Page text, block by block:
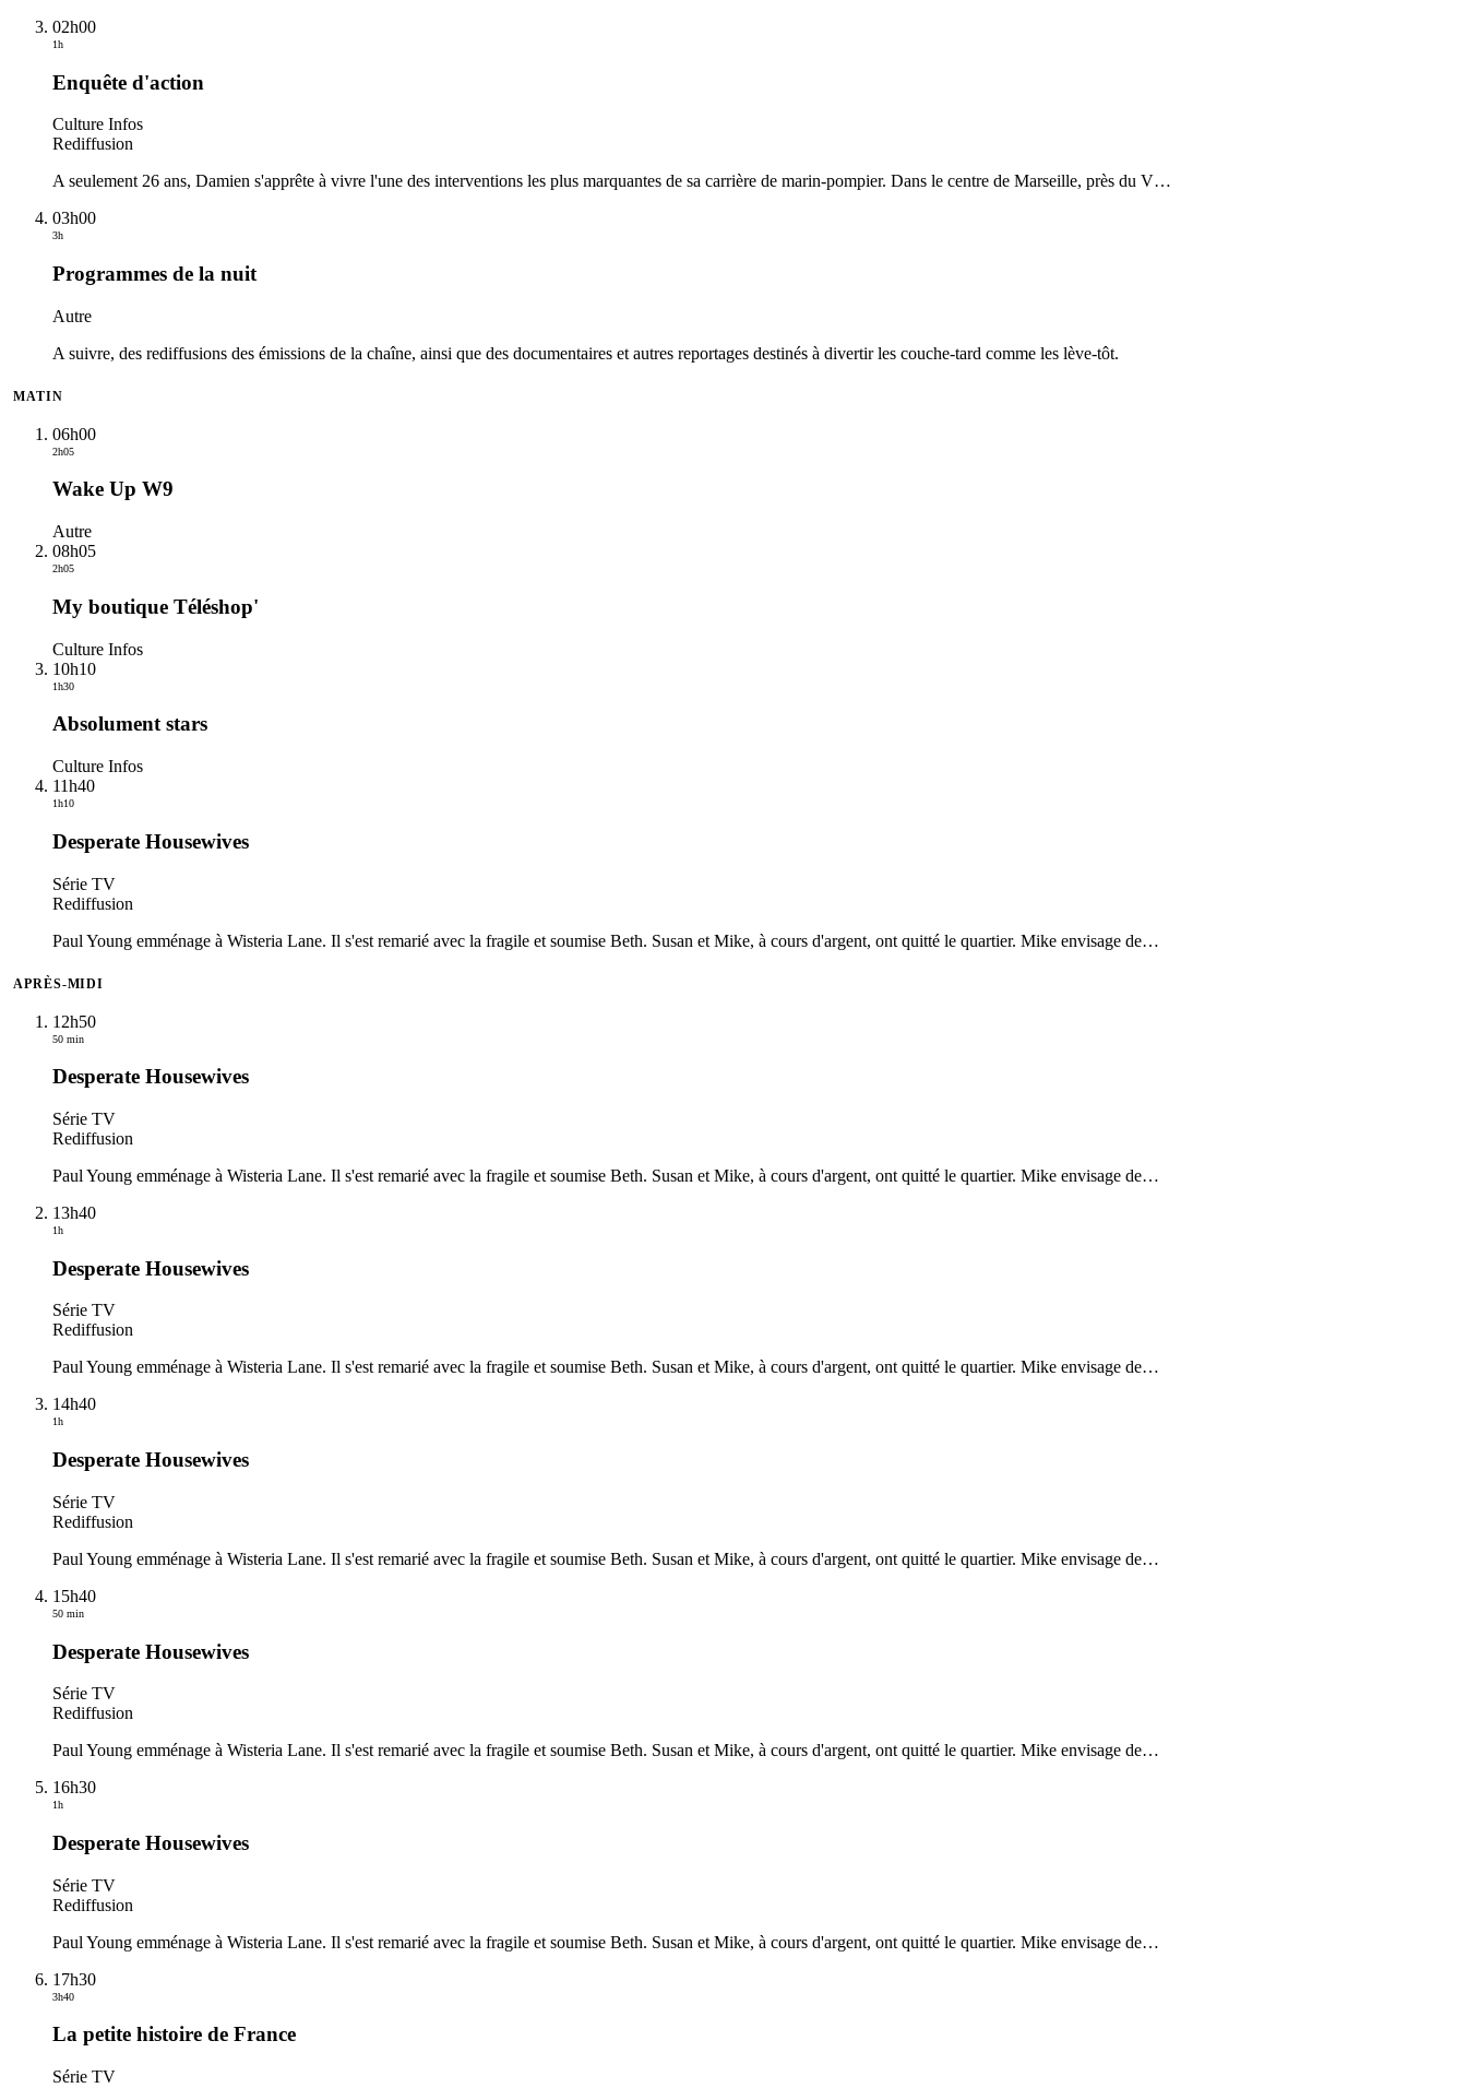
02h00
1h
Enquête d'action
Culture Infos
Rediffusion
A seulement 26 ans, Damien s'apprête à vivre l'une des interventions les plus marquantes de sa carrière de marin-pompier. Dans le centre de Marseille, près du V…
03h00
3h
Programmes de la nuit
Autre
A suivre, des rediffusions des émissions de la chaîne, ainsi que des documentaires et autres reportages destinés à divertir les couche-tard comme les lève-tôt.
MATIN
06h00
2h05
Wake Up W9
Autre
08h05
2h05
My boutique Téléshop'
Culture Infos
10h10
1h30
Absolument stars
Culture Infos
11h40
1h10
Desperate Housewives
Série TV
Rediffusion
Paul Young emménage à Wisteria Lane. Il s'est remarié avec la fragile et soumise Beth. Susan et Mike, à cours d'argent, ont quitté le quartier. Mike envisage de…
APRÈS-MIDI
12h50
50 min
Desperate Housewives
Série TV
Rediffusion
Paul Young emménage à Wisteria Lane. Il s'est remarié avec la fragile et soumise Beth. Susan et Mike, à cours d'argent, ont quitté le quartier. Mike envisage de…
13h40
1h
Desperate Housewives
Série TV
Rediffusion
Paul Young emménage à Wisteria Lane. Il s'est remarié avec la fragile et soumise Beth. Susan et Mike, à cours d'argent, ont quitté le quartier. Mike envisage de…
14h40
1h
Desperate Housewives
Série TV
Rediffusion
Paul Young emménage à Wisteria Lane. Il s'est remarié avec la fragile et soumise Beth. Susan et Mike, à cours d'argent, ont quitté le quartier. Mike envisage de…
15h40
50 min
Desperate Housewives
Série TV
Rediffusion
Paul Young emménage à Wisteria Lane. Il s'est remarié avec la fragile et soumise Beth. Susan et Mike, à cours d'argent, ont quitté le quartier. Mike envisage de…
16h30
1h
Desperate Housewives
Série TV
Rediffusion
Paul Young emménage à Wisteria Lane. Il s'est remarié avec la fragile et soumise Beth. Susan et Mike, à cours d'argent, ont quitté le quartier. Mike envisage de…
17h30
3h40
La petite histoire de France
Série TV